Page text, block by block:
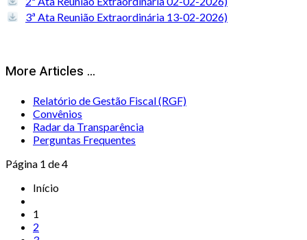
3ª Ata Reunião Extraordinária 13-02-2026)
More Articles ...
Relatório de Gestão Fiscal (RGF)
Convênios
Radar da Transparência
Perguntas Frequentes
Página 1 de 4
Início
1
2